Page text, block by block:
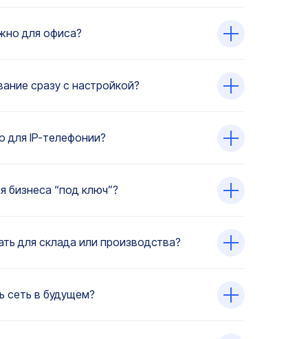
для офиса?
сразу с настройкой?
для IP-телефонии?
бизнеса “под ключ”?
для склада или производства?
в будущем?